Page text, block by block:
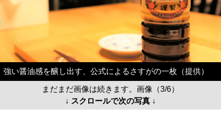
強い醤油感を醸し出す、公式によるさすがの一枚（提供）
まだまだ画像は続きます。画像（3/6）
↓ スクロールで次の写真 ↓